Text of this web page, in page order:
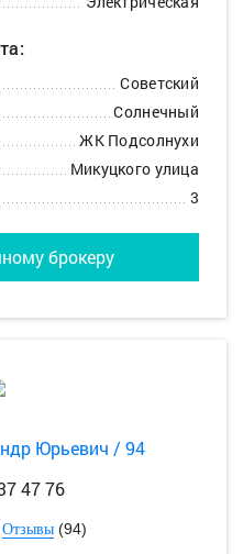
Советский
Солнечный
ЖК Подсолнухи
Микуцкого улица
3
брокеру
Юрьевич / 94
47 76
Отзывы (94)